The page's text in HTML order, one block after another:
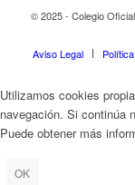
© 2025 - Colegio
Aviso Legal
Utilizamos cookies
navegación. Si continúa
Puede obtener más
OK